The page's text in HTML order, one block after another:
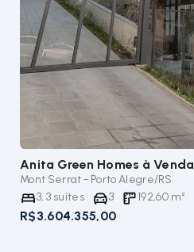
Anita Green Homes à Venda
Mont Serrat - Porto Alegre/RS
3,3 suítes 3 192,60 m²
R$3.604.355,00